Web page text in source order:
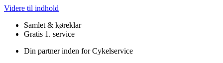
Videre til indhold
Samlet & køreklar
Gratis 1. service
Din partner inden for Cykelservice